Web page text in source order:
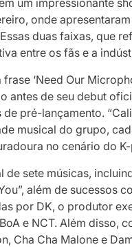
onde
duas faixas, que
entre os fãs e a
‘Need Our
antes de seu debut
pré-lançamento.
musical do grupo,
no cenário do
de sete músicas,
além de sucessos
por DK, o produtor
e NCT. Além disso,
Cha Cha Malone e